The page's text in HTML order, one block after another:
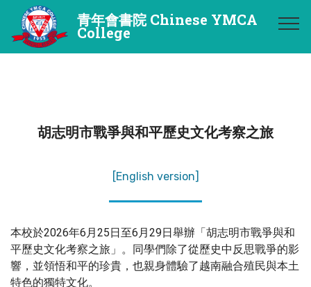
青年會書院 Chinese YMCA
College
胡志明市戰爭與和平歷史文化考察之旅
[English version]
本校於2026年6月25日至6月29日舉辦「胡志明市戰爭與和
平歷史文化考察之旅」。同學們除了從歷史中反思戰爭的影
響，並領悟和平的珍貴，也親身體驗了越南融合殖民與本土
特色的獨特文化。